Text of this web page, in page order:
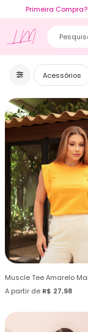
Primeira Compra?
LM
Acessórios
A partir de R$ 27,98